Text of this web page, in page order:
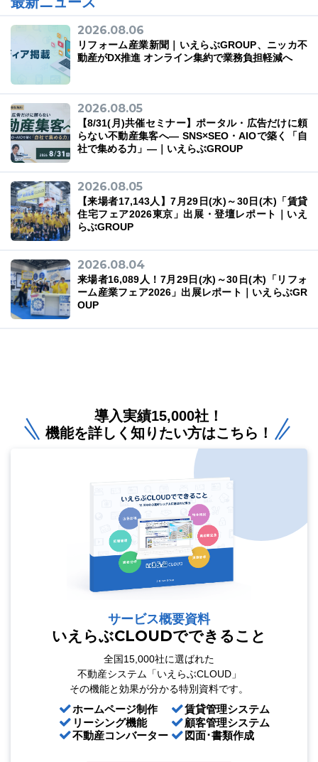
2026.08.06
リフォーム産業新聞｜いえらぶGROUP、ニッカ不
動産がDX推進 オンライン集約で業務負担軽減へ
2026.08.05
【8/31(月)共催セミナー】ポータル・広告だけに頼
らない不動産集客へ― SNS×SEO・AIOで築く「自
社で集める力」―｜いえらぶGROUP
2026.08.05
【来場者17,143人】7月29日(水)～30日(木)「賃貸
住宅フェア2026東京」出展・登壇レポート｜いえ
らぶGROUP
2026.08.04
来場者16,089人！7月29日(水)～30日(木)「リフォ
ーム産業フェア2026」出展レポート｜いえらぶGR
OUP
導入実績15,000社！
機能を詳しく知りたい方はこちら！
サービス概要資料
いえらぶCLOUDでできること
全国15,000社に選ばれた
不動産システム「いえらぶCLOUD」
その機能と効果が分かる特別資料です。
ホームページ制作
リーシング機能
不動産コンバーター
賃貸管理システム
顧客管理システム
図面･書類作成